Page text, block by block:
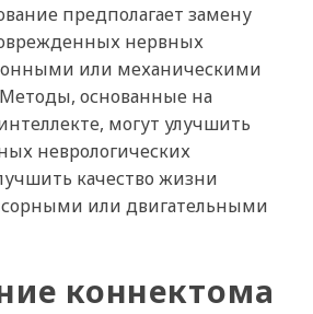
предполагает замену
нервных
или механическими
основанные на
могут улучшить
неврологических
качество жизни
или двигательными
коннектома